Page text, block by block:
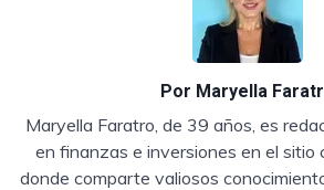
Por Maryella
Maryella Faratro, de 39 años, es
en finanzas e inversiones en el sitio
donde comparte valiosos